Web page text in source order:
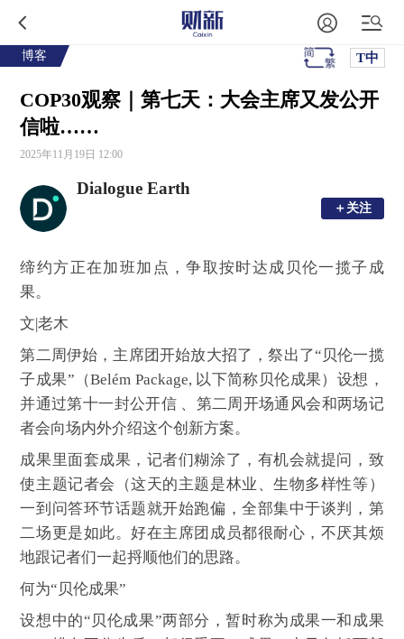
博客 T中
COP30观察｜第七天：大会主席又发公开
信啦……
2025年11月19日 12:00
Dialogue Earth
＋关注
＋关注
缔约方正在加班加点，争取按时达成贝伦一揽子成
果。
文|老木
第二周伊始，主席团开始放大招了，祭出了“贝伦一揽
子成果”（Belém Package, 以下简称贝伦成果）设想，
并通过第十一封公开信 、第二周开场通风会和两场记
者会向场内外介绍这个创新方案。
成果里面套成果，记者们糊涂了，有机会就提问，致
使主题记者会（这天的主题是林业、生物多样性等）
一到问答环节话题就开始跑偏，全部集中于谈判，第
二场更是如此。好在主席团成员都很耐心，不厌其烦
地跟记者们一起捋顺他们的思路。
何为“贝伦成果”
设想中的“贝伦成果”两部分，暂时称为成果一和成果